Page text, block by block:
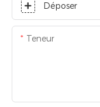
Déposer
Teneur